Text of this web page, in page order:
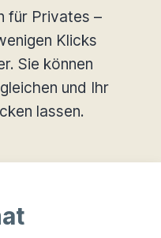
für Privates –
Klicks
Sie können
und Ihr
lassen.